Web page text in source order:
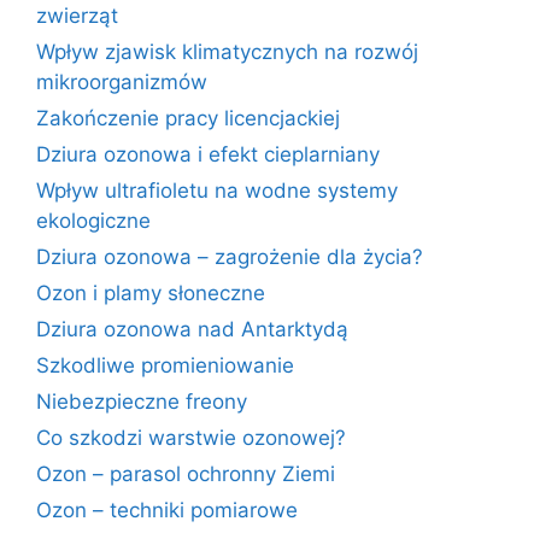
zwierząt
Wpływ zjawisk klimatycznych na rozwój
mikroorganizmów
Zakończenie pracy licencjackiej
Dziura ozonowa i efekt cieplarniany
Wpływ ultrafioletu na wodne systemy
ekologiczne
Dziura ozonowa – zagrożenie dla życia?
Ozon i plamy słoneczne
Dziura ozonowa nad Antarktydą
Szkodliwe promieniowanie
Niebezpieczne freony
Co szkodzi warstwie ozonowej?
Ozon – parasol ochronny Ziemi
Ozon – techniki pomiarowe